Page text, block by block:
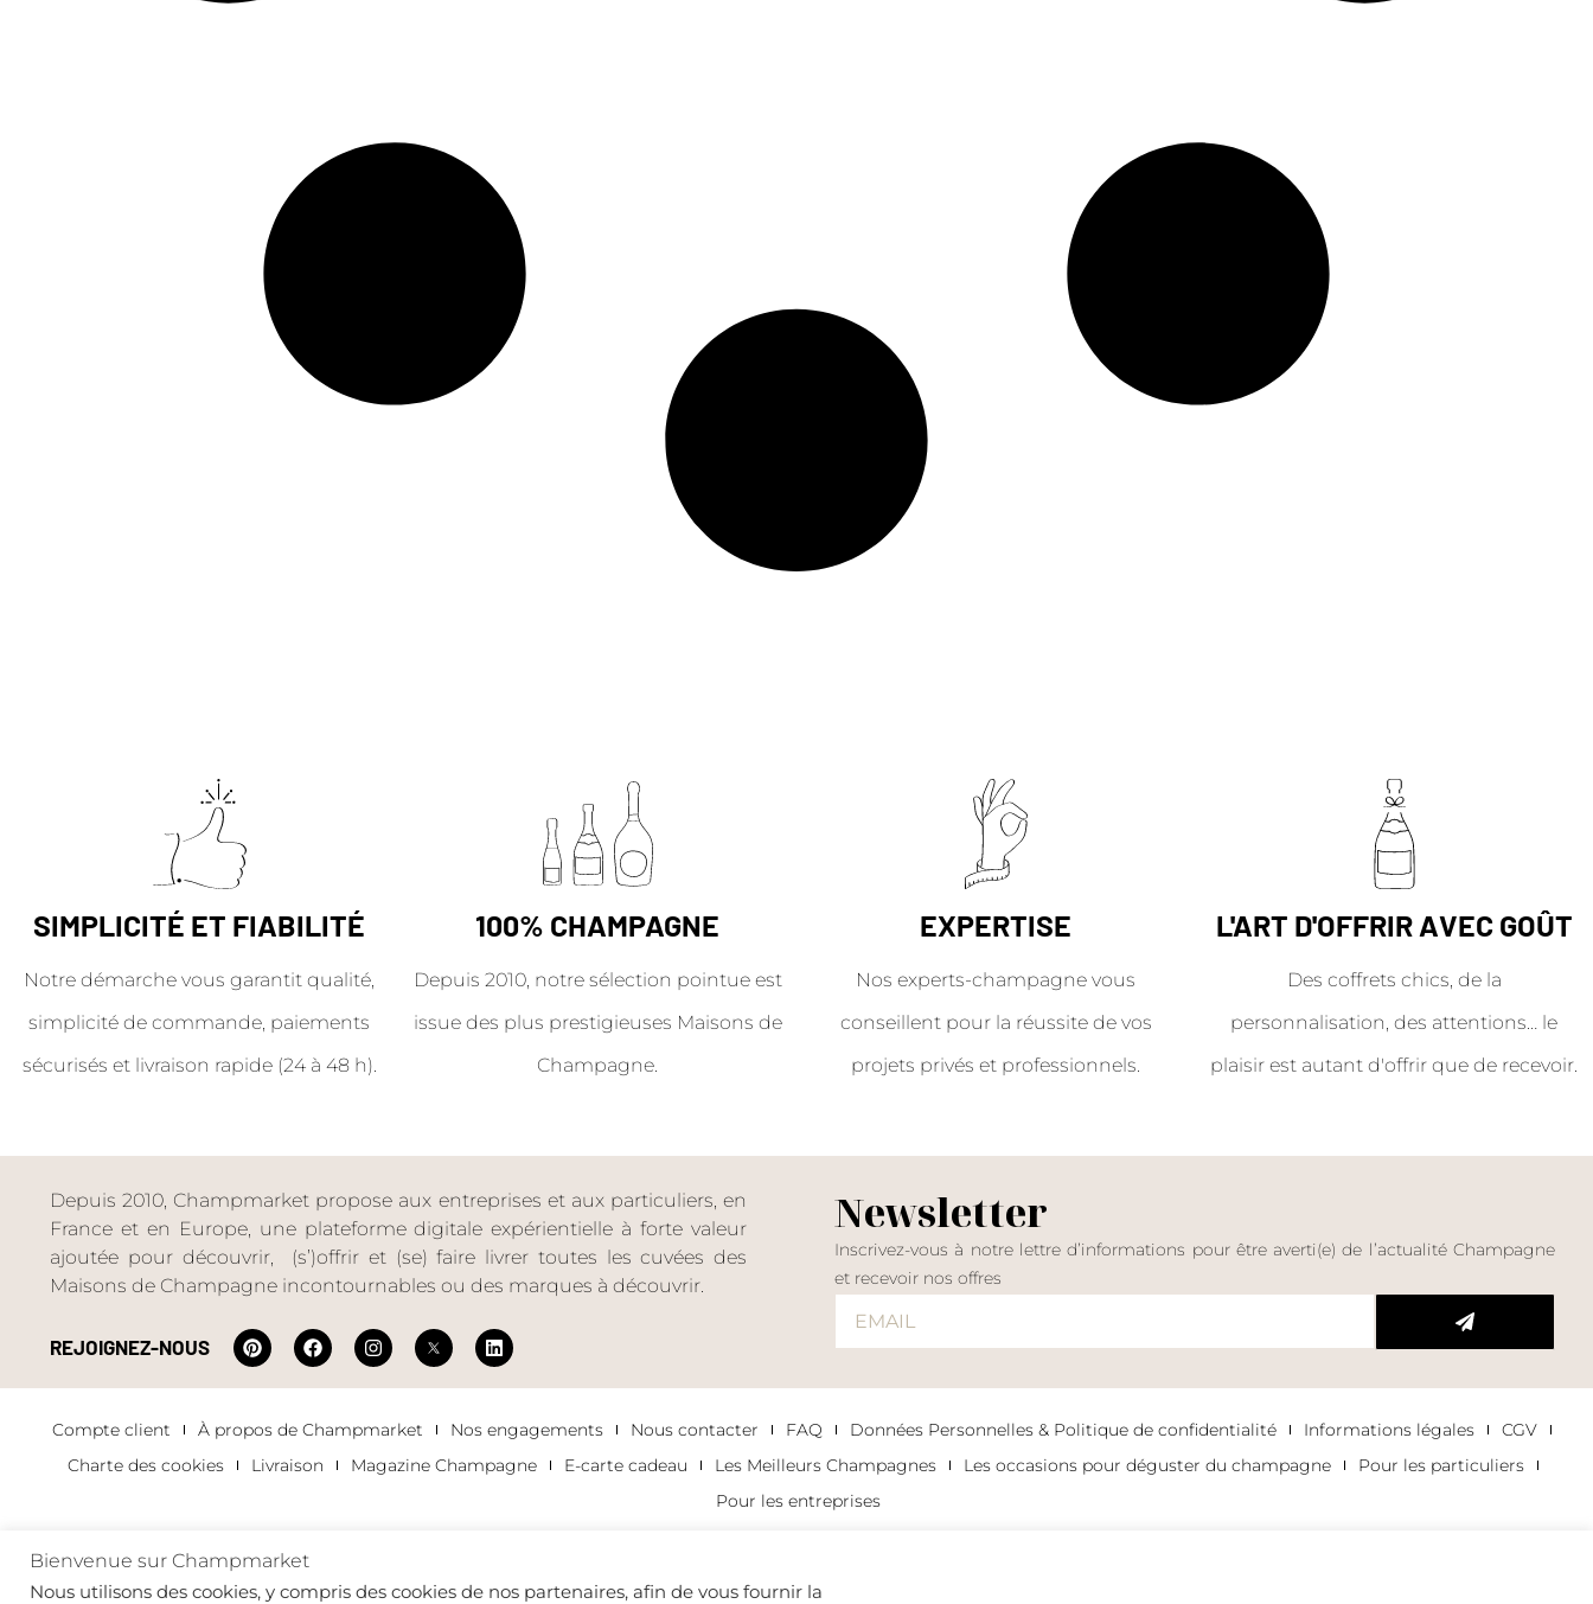
SIMPLICITÉ ET FIABILITÉ
Notre démarche vous garantit qualité,
simplicité de commande, paiements
sécurisés et livraison rapide (24 à 48 h).
100% CHAMPAGNE
Depuis 2010, notre sélection pointue est
issue des plus prestigieuses Maisons de
Champagne.
EXPERTISE
Nos experts-champagne vous
conseillent pour la réussite de vos
projets privés et professionnels.
L'ART D'OFFRIR AVEC GOÛT
Des coffrets chics, de la
personnalisation, des attentions… le
plaisir est autant d'offrir que de recevoir.
Depuis 2010, Champmarket propose aux entreprises et aux particuliers, en
France et en Europe, une plateforme digitale expérientielle à forte valeur
ajoutée pour découvrir, (s’)offrir et (se) faire livrer toutes les cuvées des
Maisons de Champagne incontournables ou des marques à découvrir.
REJOIGNEZ-NOUS
Newsletter
Inscrivez-vous à notre lettre d’informations pour être averti(e) de l’actualité Champagne
et recevoir nos offres
Compte client À propos de Champmarket Nos engagements Nous contacter FAQ Données Personnelles & Politique de confidentialité Informations légales
CGV
Charte des cookies
Livraison Magazine Champagne E-carte cadeau Les Meilleurs Champagnes Les occasions pour déguster du champagne
Pour les particuliers
Pour les entreprises
Copyright 2022 © tous droits réservés. Champmarket.
Bienvenue sur Champmarket
Nous utilisons des cookies, y compris des cookies de nos partenaires, afin de vous fournir la